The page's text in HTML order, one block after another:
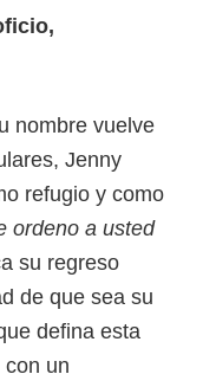
nombre vuelve
Jenny
refugio y como
ordeno a usted
su regreso
de que sea su
defina esta
un